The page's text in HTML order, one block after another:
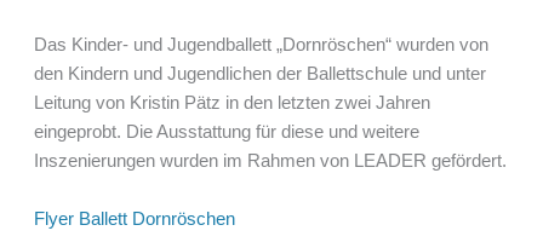
Das Kinder- und Jugendballett „Dornröschen“ wurden von
den Kindern und Jugendlichen der Ballettschule und unter
Leitung von Kristin Pätz in den letzten zwei Jahren
eingeprobt. Die Ausstattung für diese und weitere
Inszenierungen wurden im Rahmen von LEADER gefördert.
Flyer Ballett Dornröschen